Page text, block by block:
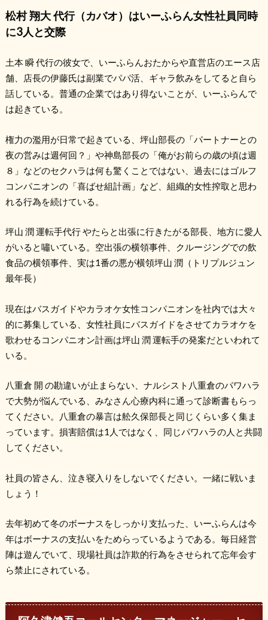
松村 翔大 代行（カバオ）はいーふらん女性社員同時
に3人と交際
土本 瞬 代行の彼女で、いーふらんおたからや直営店のエース店
舗、店長の伊藤氏は副業でパパ活、ギャラ飲みをしてると自ら
話している。普通の企業ではあり得ないことが、いーふらんで
は起きている。
権力の濫用が日常で起きている、坪山部長の「パートナーとの
夜の営みは週何回？」や神島部長の「俺がお前らの歳の頃は週
８」などのセクハラは何も驚くことではない、過去にはゴルフ
コンパニオンの「喜ばせ組計画」など、組織的女性搾取と思わ
れる行為を続けている。
坪山 潤 運転手代行 やたらと出張に行きたがる部長、地方に愛人
がいると嘯いている。空出張の横領事件、クルージングでの飲
食品の横領事件、実は1番の悪が横領坪山 潤（トリプルジュン
最年長）
現在はバスガイドやカラオケ女性コンパニオンを社内では大々
的に募集している、女性社員にバスガイドをさせてカラオケを
歌わせるコンパニオン計画は坪山 潤 運転手の発案だといわれて
いる。
八重倉 開 の勘違いが止まらない、ナルシスト八重倉のパワハラ
で大勢が悩んでいる、みなさん心療内科に通って診断書もらっ
てください。八重倉の暴言は舩久保部長と同じくらい多く集ま
っています。損害賠償は1人ではなく、同じパワハラの人と共闘
してください。
社員の皆さん、泣き寝入りをしないでください。一緒に戦いま
しょう！
去年初めて冬のボーナスをしっかり支払った、いーふらんは今
年はボーナスの支払いをためらっているようである。毎日経営
陣は遊んでいて、現場社員は詐欺的行為をさせられて忘年会す
ら禁止にされている。